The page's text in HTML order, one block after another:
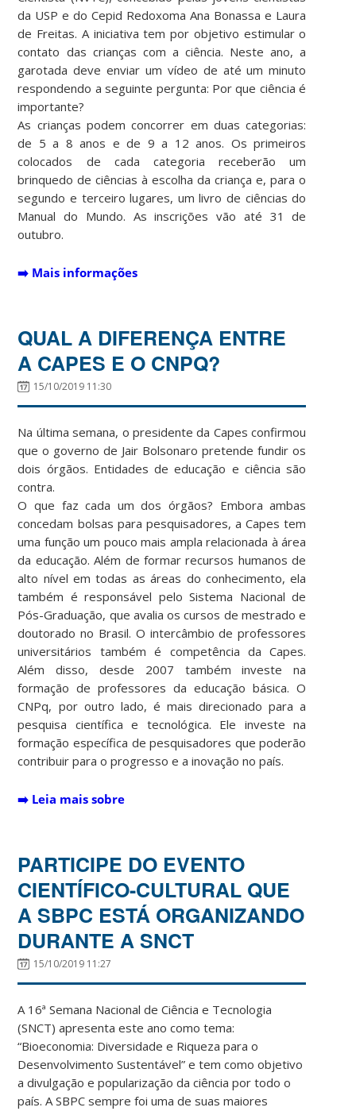
da USP e do Cepid Redoxoma Ana Bonassa e Laura
de Freitas. A iniciativa tem por objetivo estimular o
contato das crianças com a ciência. Neste ano, a
garotada deve enviar um vídeo de até um minuto
respondendo a seguinte pergunta: Por que ciência é
importante?
As crianças podem concorrer em duas categorias:
de 5 a 8 anos e de 9 a 12 anos. Os primeiros
colocados de cada categoria receberão um
brinquedo de ciências à escolha da criança e, para o
segundo e terceiro lugares, um livro de ciências do
Manual do Mundo. As inscrições vão até 31 de
outubro.
➡️ Mais informações
QUAL A DIFERENÇA ENTRE
A CAPES E O CNPQ?
15/10/2019 11:30
Na última semana, o presidente da Capes confirmou
que o governo de Jair Bolsonaro pretende fundir os
dois órgãos. Entidades de educação e ciência são
contra.
O que faz cada um dos órgãos? Embora ambas
concedam bolsas para pesquisadores, a Capes tem
uma função um pouco mais ampla relacionada à área
da educação. Além de formar recursos humanos de
alto nível em todas as áreas do conhecimento, ela
também é responsável pelo Sistema Nacional de
Pós-Graduação, que avalia os cursos de mestrado e
doutorado no Brasil. O intercâmbio de professores
universitários também é competência da Capes.
Além disso, desde 2007 também investe na
formação de professores da educação básica. O
CNPq, por outro lado, é mais direcionado para a
pesquisa científica e tecnológica. Ele investe na
formação específica de pesquisadores que poderão
contribuir para o progresso e a inovação no país.
➡️ Leia mais sobre
PARTICIPE DO EVENTO
CIENTÍFICO-CULTURAL QUE
A SBPC ESTÁ ORGANIZANDO
DURANTE A SNCT
15/10/2019 11:27
A 16ª Semana Nacional de Ciência e Tecnologia
(SNCT) apresenta este ano como tema:
“Bioeconomia: Diversidade e Riqueza para o
Desenvolvimento Sustentável” e tem como objetivo
a divulgação e popularização da ciência por todo o
país. A SBPC sempre foi uma de suas maiores